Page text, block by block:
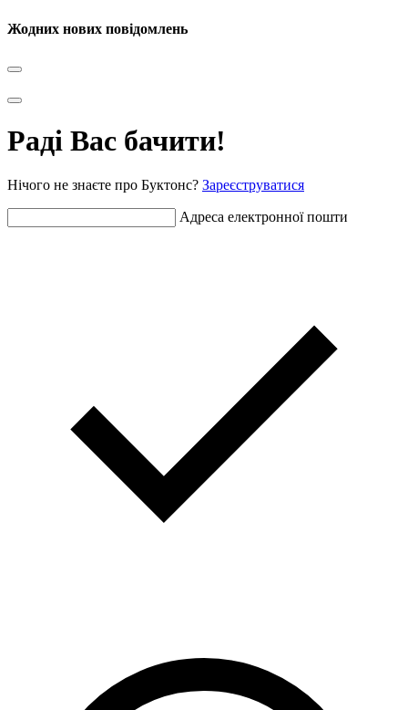
Жодних нових повідомлень
Раді Вас бачити!
Нічого не знаєте про Буктонс? Зареєструватися
Адреса електронної пошти